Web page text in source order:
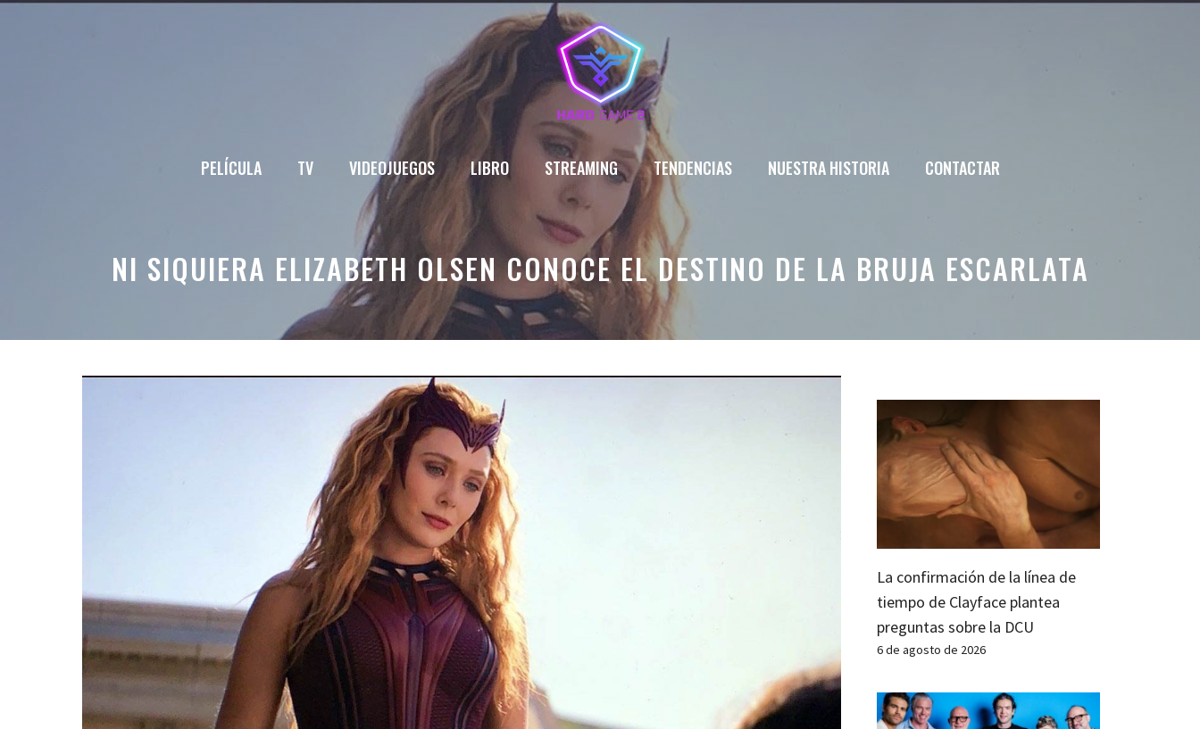
PELÍCULA TV VIDEOJUEGOS LIBRO STREAMING TENDENCIAS NUESTRA HISTORIA CONTACTAR
NI SIQUIERA ELIZABETH OLSEN CONOCE EL DESTINO DE LA BRUJA ESCARLATA
La confirmación de la línea de
tiempo de Clayface plantea
preguntas sobre la DCU
6 de agosto de 2026